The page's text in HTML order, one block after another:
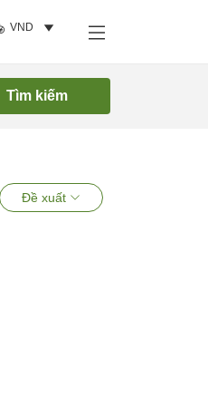
VND
Tìm kiếm
Đề xuất